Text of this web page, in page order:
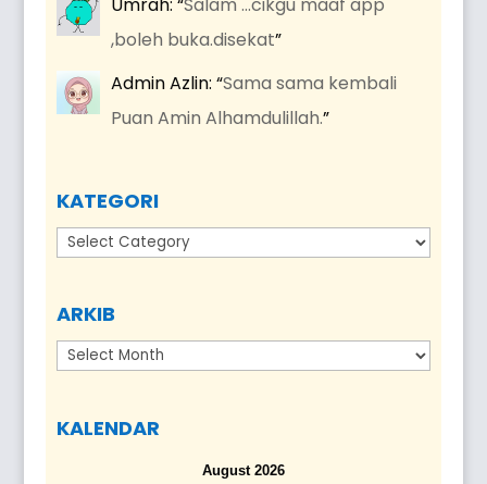
Umrah: “Salam …cikgu maaf app
,boleh buka.disekat”
Admin Azlin: “Sama sama kembali
Puan Amin Alhamdulillah.”
KATEGORI
Kategori
ARKIB
Arkib
KALENDAR
August 2026